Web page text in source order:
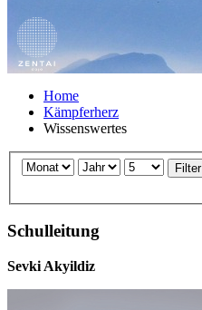
Home
Kämpferherz
Wissenswertes
Filter
Schulleitung
Sevki Akyildiz